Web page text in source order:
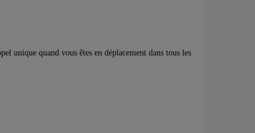
unique quand vous êtes en déplacement dans tous les